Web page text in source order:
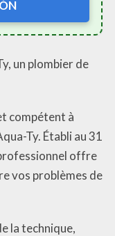
un plombier de
compétent à
Ty. Établi au 31
offre
vos problèmes de
la technique,